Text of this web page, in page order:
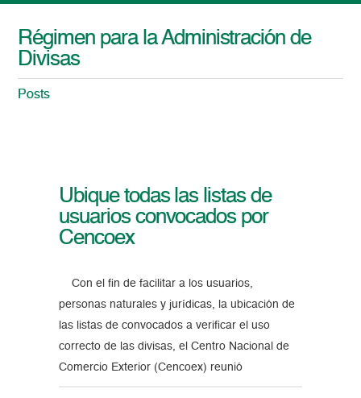
Régimen para la Administración de
Divisas
Posts
Ubique todas las listas de
usuarios convocados por
Cencoex
Con el fin de facilitar a los usuarios,
personas naturales y jurídicas, la ubicación de
las listas de convocados a verificar el uso
correcto de las divisas, el Centro Nacional de
Comercio Exterior (Cencoex) reunió